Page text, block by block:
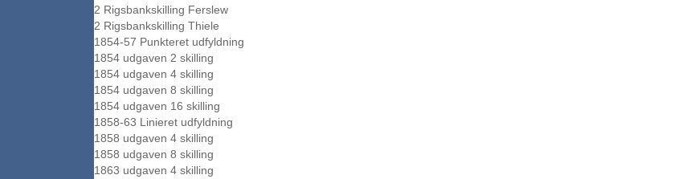
2 Rigsbankskilling Ferslew
2 Rigsbankskilling Thiele
1854-57 Punkteret udfyldning
1854 udgaven 2 skilling
1854 udgaven 4 skilling
1854 udgaven 8 skilling
1854 udgaven 16 skilling
1858-63 Linieret udfyldning
1858 udgaven 4 skilling
1858 udgaven 8 skilling
1863 udgaven 4 skilling